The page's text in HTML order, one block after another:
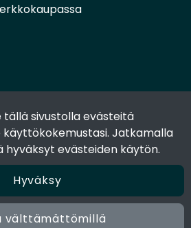
sivustolla evästeitä
Jatkamalla
hyväksyt evästeiden käytön.
Hyväksy
välttämättömillä
mediassa
All rights reserved. Site by